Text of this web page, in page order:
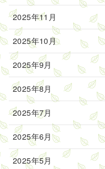
2025年11月
2025年10月
2025年9月
2025年8月
2025年7月
2025年6月
2025年5月